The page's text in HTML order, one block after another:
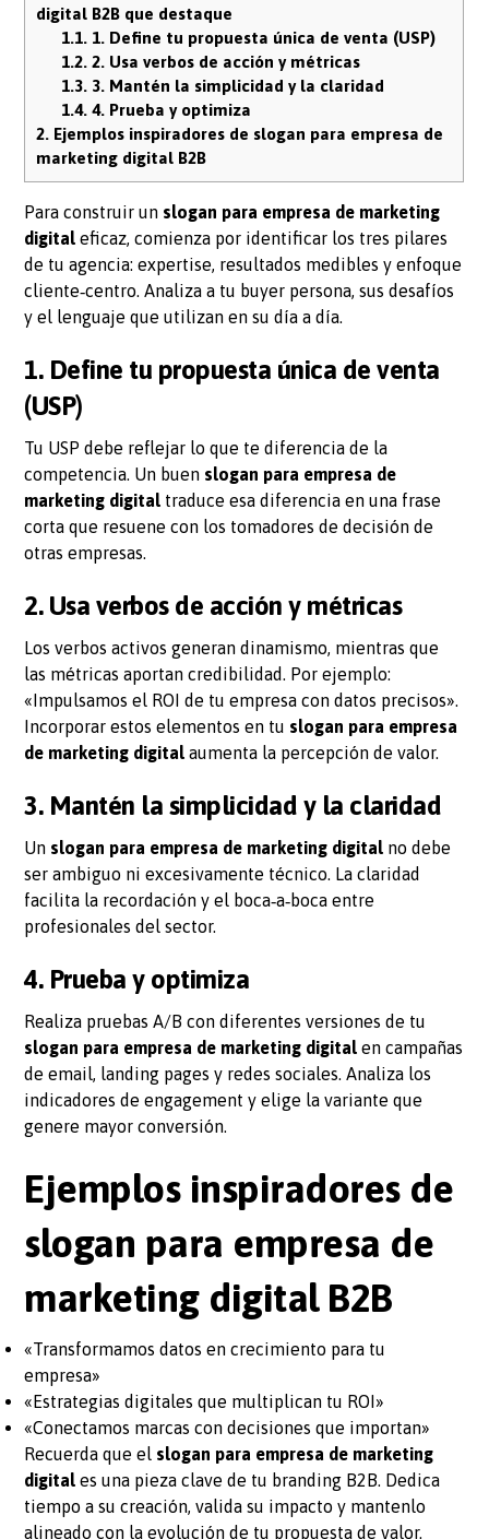
digital B2B que destaque
1.1. 1. Define tu propuesta única de venta (USP)
1.2. 2. Usa verbos de acción y métricas
1.3. 3. Mantén la simplicidad y la claridad
1.4. 4. Prueba y optimiza
2. Ejemplos inspiradores de slogan para empresa de
marketing digital B2B
Para construir un slogan para empresa de marketing
digital eficaz, comienza por identificar los tres pilares
de tu agencia: expertise, resultados medibles y enfoque
cliente‑centro. Analiza a tu buyer persona, sus desafíos
y el lenguaje que utilizan en su día a día.
1. Define tu propuesta única de venta
(USP)
Tu USP debe reflejar lo que te diferencia de la
competencia. Un buen slogan para empresa de
marketing digital traduce esa diferencia en una frase
corta que resuene con los tomadores de decisión de
otras empresas.
2. Usa verbos de acción y métricas
Los verbos activos generan dinamismo, mientras que
las métricas aportan credibilidad. Por ejemplo:
«Impulsamos el ROI de tu empresa con datos precisos».
Incorporar estos elementos en tu slogan para empresa
de marketing digital aumenta la percepción de valor.
3. Mantén la simplicidad y la claridad
Un slogan para empresa de marketing digital no debe
ser ambiguo ni excesivamente técnico. La claridad
facilita la recordación y el boca‑a‑boca entre
profesionales del sector.
4. Prueba y optimiza
Realiza pruebas A/B con diferentes versiones de tu
slogan para empresa de marketing digital en campañas
de email, landing pages y redes sociales. Analiza los
indicadores de engagement y elige la variante que
genere mayor conversión.
Ejemplos inspiradores de
slogan para empresa de
marketing digital B2B
«Transformamos datos en crecimiento para tu
empresa»
«Estrategias digitales que multiplican tu ROI»
«Conectamos marcas con decisiones que importan»
Recuerda que el slogan para empresa de marketing
digital es una pieza clave de tu branding B2B. Dedica
tiempo a su creación, valida su impacto y mantenlo
alineado con la evolución de tu propuesta de valor.